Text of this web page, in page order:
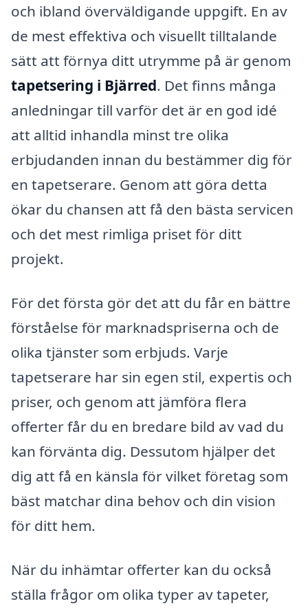
och ibland överväldigande uppgift. En av
de mest effektiva och visuellt tilltalande
sätt att förnya ditt utrymme på är genom
tapetsering i Bjärred. Det finns många
anledningar till varför det är en god idé
att alltid inhandla minst tre olika
erbjudanden innan du bestämmer dig för
en tapetserare. Genom att göra detta
ökar du chansen att få den bästa servicen
och det mest rimliga priset för ditt
projekt.
För det första gör det att du får en bättre
förståelse för marknadspriserna och de
olika tjänster som erbjuds. Varje
tapetserare har sin egen stil, expertis och
priser, och genom att jämföra flera
offerter får du en bredare bild av vad du
kan förvänta dig. Dessutom hjälper det
dig att få en känsla för vilket företag som
bäst matchar dina behov och din vision
för ditt hem.
När du inhämtar offerter kan du också
ställa frågor om olika typer av tapeter,